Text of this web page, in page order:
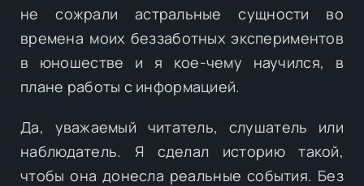
не сожрали астральные сущности во
времена моих беззаботных экспериментов
в юношестве и я кое-чему научился, в
плане работы с информацией.
Да, уважаемый читатель, слушатель или
наблюдатель. Я сделал историю такой,
чтобы она донесла реальные события. Без